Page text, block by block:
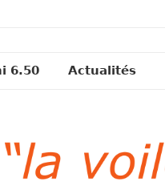
6.50 Actualités